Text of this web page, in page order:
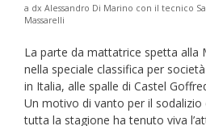
a dx Alessandro Di Marino con il tecnico
Massarelli
La parte da mattatrice spetta alla
nella speciale classifica per
in Italia, alle spalle di Castel
Un motivo di vanto per il sodalizio
tutta la stagione ha tenuto viva